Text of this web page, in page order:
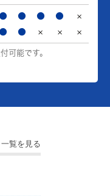
● ● ● ●
×
● ● × × ×
可能です。
一覧を見る